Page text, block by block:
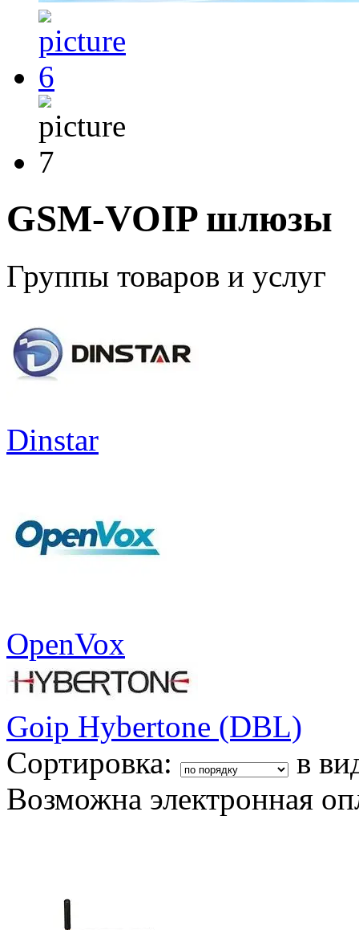
GSM-VOIP шлюзы
Группы товаров и услуг
Dinstar
OpenVox
Goip Hybertone (DBL)
Сортировка:
в
Возможна электронная